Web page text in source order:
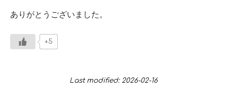
ありがとうございました。
+5
Last modified: 2026-02-16